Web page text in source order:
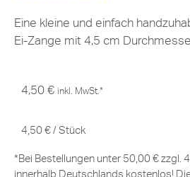
Eine kleine und einfach
Ei-Zange mit 4,5 cm
4,50 € inkl. MwSt.*
4,50 € / Stück
*Bei Bestellungen unter 50,00 € zzgl.
innerhalb Deutschlands kostenlos!